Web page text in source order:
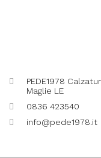
PEDE1978
Maglie LE
0836 423540
info@pede1978.it